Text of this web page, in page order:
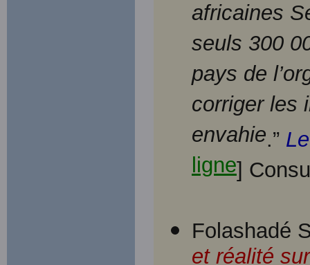
africaines
seuls 300
pays de
corriger les
envahie.”
ligne]
Folashadé